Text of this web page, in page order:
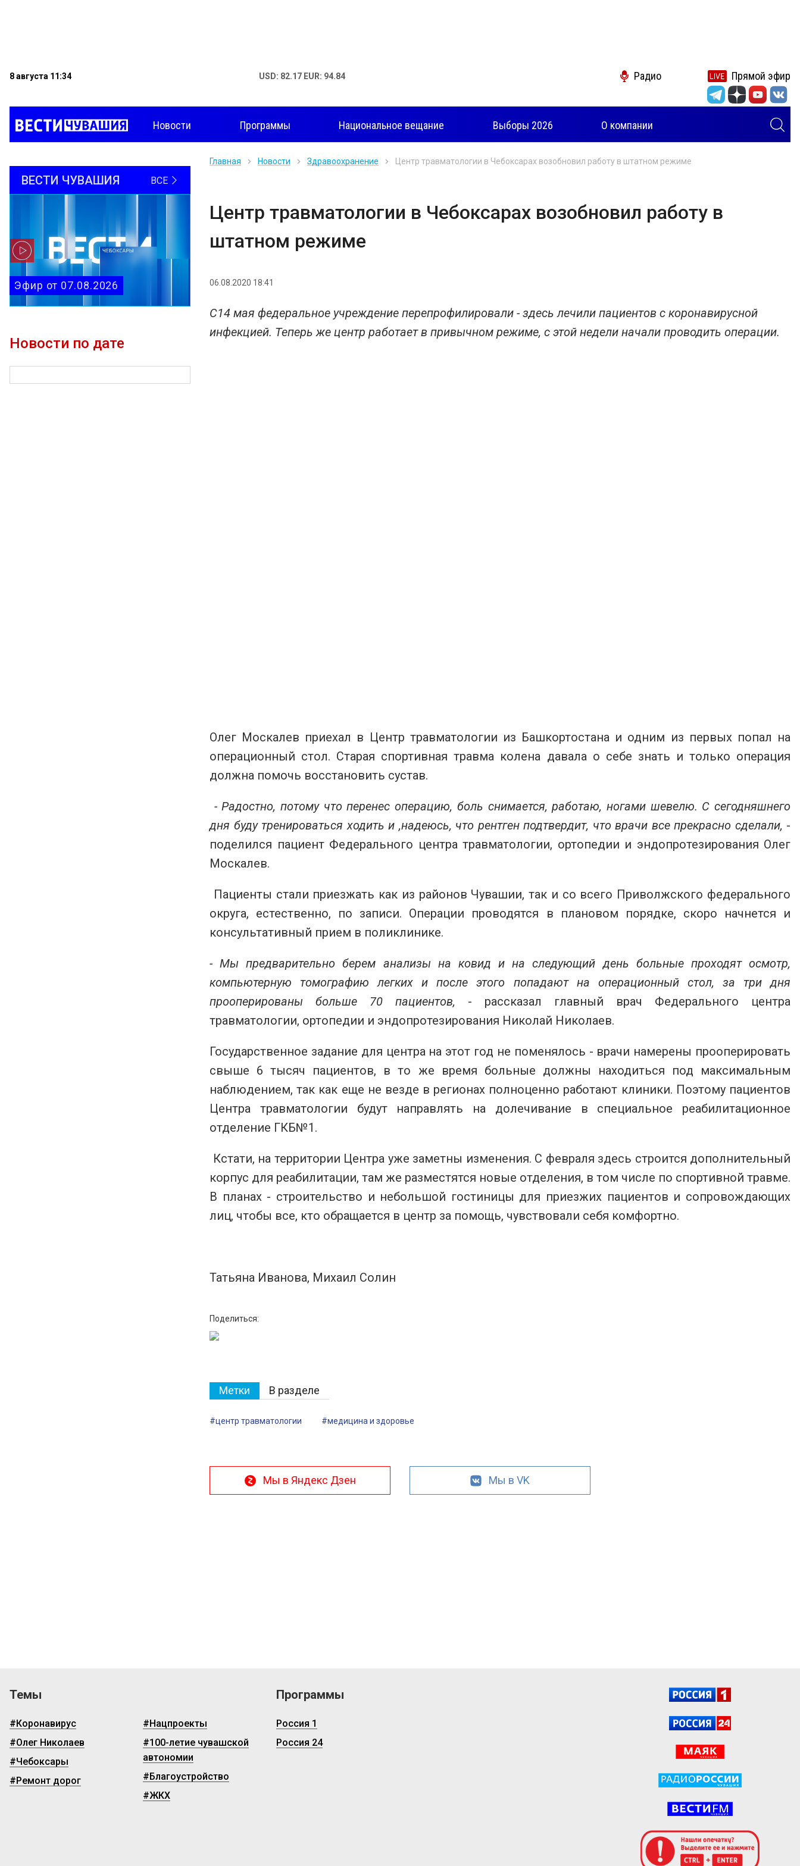
8 августа 11:34 USD: 82.17 EUR: 94.84 Радио Прямой эфир
Новости Программы Национальное вещание Выборы 2026 О компании
ВЕСТИ ЧУВАШИЯ ВСЕ
Эфир от 07.08.2026
Новости по дате
Главная Новости Здравоохранение Центр травматологии в Чебоксарах возобновил работу в штатном режиме
Центр травматологии в Чебоксарах возобновил работу в
штатном режиме
06.08.2020 18:41
С14 мая федеральное учреждение перепрофилировали - здесь лечили пациентов с коронавирусной
инфекцией. Теперь же центр работает в привычном режиме, с этой недели начали проводить операции.
Олег Москалев приехал в Центр травматологии из Башкортостана и одним из первых попал на
операционный стол. Старая спортивная травма колена давала о себе знать и только операция
должна помочь восстановить сустав.
- Радостно, потому что перенес операцию, боль снимается, работаю, ногами шевелю. С сегодняшнего
дня буду тренироваться ходить и ,надеюсь, что рентген подтвердит, что врачи все прекрасно сделали, -
поделился пациент Федерального центра травматологии, ортопедии и эндопротезирования Олег
Москалев.
Пациенты стали приезжать как из районов Чувашии, так и со всего Приволжского федерального
округа, естественно, по записи. Операции проводятся в плановом порядке, скоро начнется и
консультативный прием в поликлинике.
- Мы предварительно берем анализы на ковид и на следующий день больные проходят осмотр,
компьютерную томографию легких и после этого попадают на операционный стол, за три дня
прооперированы больше 70 пациентов, - рассказал главный врач Федерального центра
травматологии, ортопедии и эндопротезирования Николай Николаев.
Государственное задание для центра на этот год не поменялось - врачи намерены прооперировать
свыше 6 тысяч пациентов, в то же время больные должны находиться под максимальным
наблюдением, так как еще не везде в регионах полноценно работают клиники. Поэтому пациентов
Центра травматологии будут направлять на долечивание в специальное реабилитационное
отделение ГКБ№1.
Кстати, на территории Центра уже заметны изменения. С февраля здесь строится дополнительный
корпус для реабилитации, там же разместятся новые отделения, в том числе по спортивной травме.
В планах - строительство и небольшой гостиницы для приезжих пациентов и сопровождающих
лиц, чтобы все, кто обращается в центр за помощь, чувствовали себя комфортно.
Татьяна Иванова, Михаил Солин
Поделиться:
Метки В разделе
#центр травматологии #медицина и здоровье
Мы в Яндекс Дзен Мы в VK
Темы
#Коронавирус
#Олег Николаев
#Чебоксары
#Ремонт дорог
#Нацпроекты
#100-летие чувашской
автономии
#Благоустройство
#ЖКХ
Программы
Россия 1
Россия 24